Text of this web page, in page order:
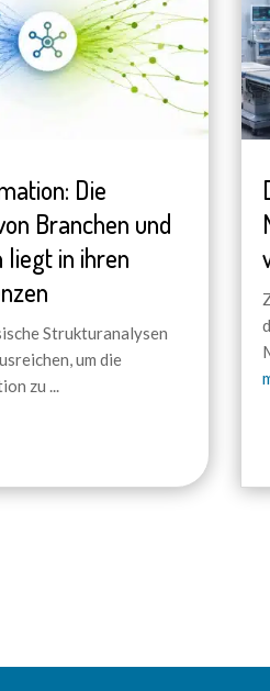
Die
Branchen und
liegt in ihren
Strukturanalysen
um die
zu ...